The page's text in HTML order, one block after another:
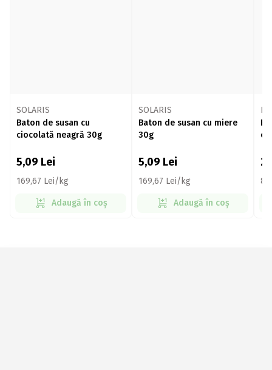
SOLARIS
Baton de susan cu
ciocolată neagră 30g
5,09 Lei
169,67 Lei/kg
Adaugă în coș
SOLARIS
Baton de susan cu miere
30g
5,09 Lei
169,67 Lei/kg
Adaugă în coș